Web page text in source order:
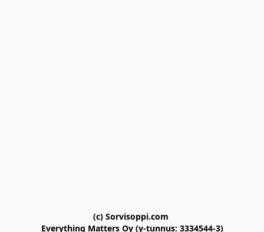
(c) Sorvisoppi.com
Everything Matters Oy (y-tunnus: 3334544-3)